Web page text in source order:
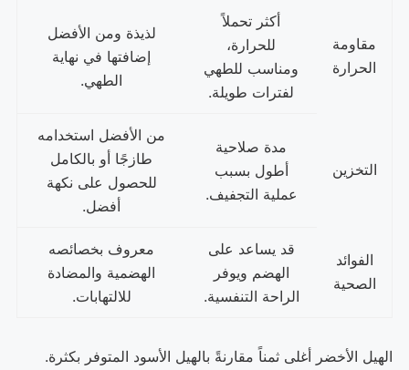
مقاومة
الحرارة
أكثر تحملاً
للحرارة،
ومناسب للطهي
لفترات طويلة.
لذيذة ومن الأفضل
إضافتها في نهاية
الطهي.
التخزين
مدة صلاحية
أطول بسبب
عملية التجفيف.
من الأفضل استخدامه
طازجًا أو بالكامل
للحصول على نكهة
أفضل.
الفوائد
الصحية
قد يساعد على
الهضم ويوفر
الراحة التنفسية.
معروف بخصائصه
الهضمية والمضادة
للالتهابات.
الهيل الأخضر أغلى ثمناً مقارنةً بالهيل الأسود المتوفر بكثرة.